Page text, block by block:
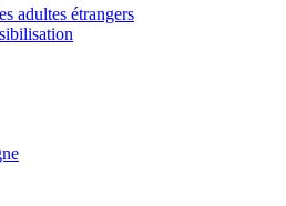
adultes étrangers